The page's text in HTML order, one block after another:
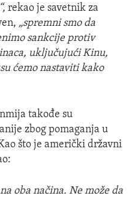
rekao je savetnik za
„spremni smo da
sankcije protiv
uključujući Kinu,
ćemo nastaviti kako
takođe su
zbog pomaganja u
što je američki državni
oba načina. Ne može da